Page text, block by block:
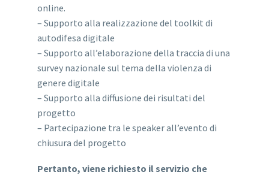
online.
– Supporto alla realizzazione del toolkit di
autodifesa digitale
– Supporto all’elaborazione della traccia di una
survey nazionale sul tema della violenza di
genere digitale
– Supporto alla diffusione dei risultati del
progetto
– Partecipazione tra le speaker all’evento di
chiusura del progetto
Pertanto, viene richiesto il servizio che